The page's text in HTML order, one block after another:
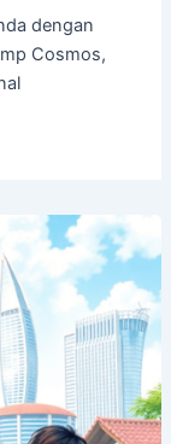
dengan
Cosmos,